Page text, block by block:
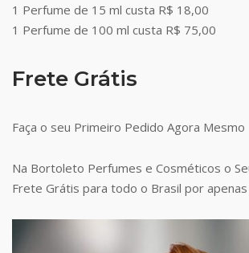
1 Perfume de 15 ml custa R$ 18,00
1 Perfume de 100 ml custa R$ 75,00
Frete Grátis
Faça o seu Primeiro Pedido Agora Mesmo
Na Bortoleto Perfumes e Cosméticos o
Frete Grátis para todo o Brasil por